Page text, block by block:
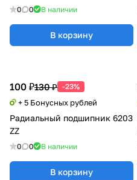
0 0 В наличии
В корзину
100 ₽130 ₽ -23%
+ 5 Бонусных рублей
Радиальный подшипник 6203
ZZ
0 0 В наличии
В корзину